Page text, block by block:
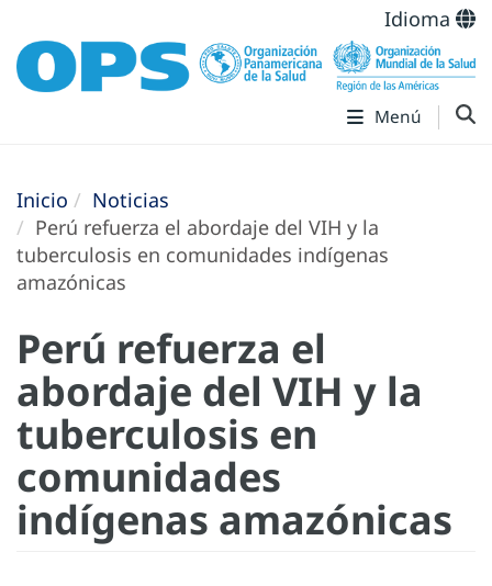
Idioma
Menú
Inicio
Noticias
Perú refuerza el abordaje del VIH y la
tuberculosis en comunidades indígenas
amazónicas
Perú refuerza el
abordaje del VIH y la
tuberculosis en
comunidades
indígenas amazónicas